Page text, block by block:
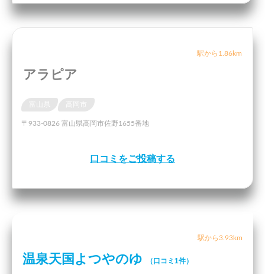
駅から1.86km
アラピア
〒933-0826 富山県高岡市佐野1655番地
口コミをご投稿する
駅から3.93km
温泉天国よつやのゆ （口コミ1件）